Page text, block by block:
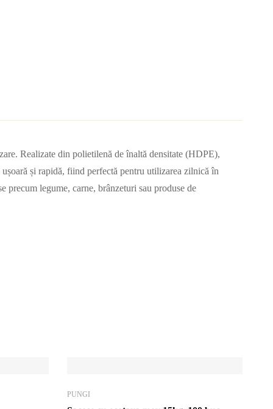
Realizate din polietilenă de înaltă densitate (HDPE),
și rapidă, fiind perfectă pentru utilizarea zilnică în
precum legume, carne, brânzeturi sau produse de
PUNGI